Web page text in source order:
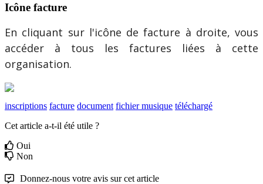
Icône facture
En cliquant sur l'icône de facture à droite, vous
accéder à tous les factures liées à
cette
organisation.
inscriptions facture document fichier musique téléchargé
Cet article a-t-il été utile ?
Oui
Non
Donnez-nous votre avis sur cet article